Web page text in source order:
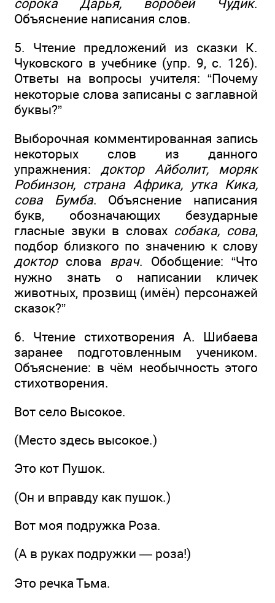
сорока Дарья, воробей Чудик.
Объяснение написания слов.
5. Чтение предложений из сказки К.
Чуковского в учебнике (упр. 9, с. 126).
Ответы на вопросы учителя: “Почему
некоторые слова записаны с заглавной
буквы?”
Выборочная комментированная запись
некоторых слов из данного
упражнения:доктор Айболит, моряк
Робинзон, страна Африка, утка Кика,
сова Бумба. Объяснение написания
букв, обозначающих безударные
гласные звуки в словах собака, сова,
подбор близкого по значению к слову
докторслова врач. Обобщение: “Что
нужно знать о написании кличек
животных, прозвищ (имён) персонажей
сказок?”
6. Чтение стихотворения А. Шибаева
заранее подготовленным учеником.
Объяснение: в чём необычность этого
стихотворения.
Вот село Высокое.
(Место здесь высокое.)
Это кот Пушок.
(Он и вправду как пушок.)
Вот моя подружка Роза.
(А в руках подружки — роза!)
Это речка Тьма.